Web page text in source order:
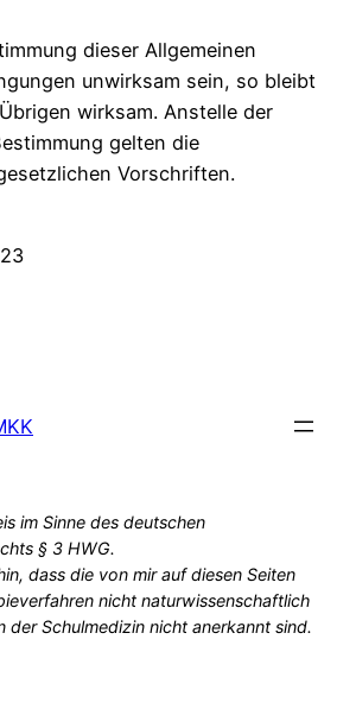
dieser Allgemeinen
unwirksam sein, so bleibt
wirksam. Anstelle der
gelten die
Vorschriften.
im Sinne des deutschen
§ 3 HWG.
dass die von mir auf diesen Seiten
nicht naturwissenschaftlich
der Schulmedizin nicht anerkannt sind.